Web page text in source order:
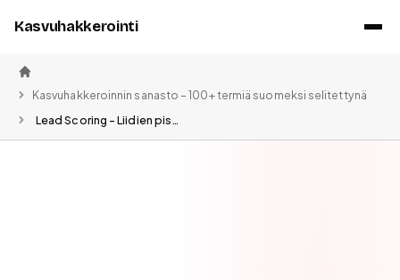
Kasvuhakkerointi
Etusivu
Kasvuhakkeroinnin sanasto – 100+ termiä suomeksi selitettynä
Lead Scoring – Liidien pisteytys